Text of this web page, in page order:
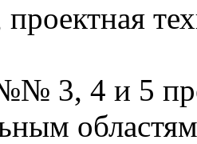
3, 4 и 5